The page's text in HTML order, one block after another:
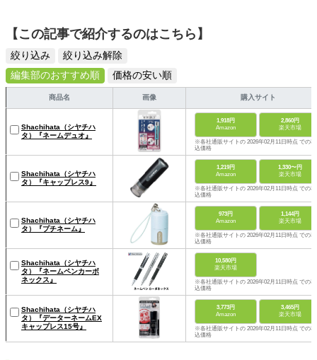
【この記事で紹介するのはこちら】
絞り込み
絞り込み解除
編集部のおすすめ順
価格の安い順
商品名 画像 購入サイト
Shachihata（シヤチハ
タ）『ネームデュオ』
1,918円
Amazon
2,860円
楽天市場
※各社通販サイトの 2026年02月11日時点 での税
込価格
Shachihata（シヤチハ
タ）『キャップレス9』
1,219円
Amazon
1,330〜円
楽天市場
※各社通販サイトの 2026年02月11日時点 での税
込価格
Shachihata（シヤチハ
タ）『プチネーム』
973円
Amazon
1,144円
楽天市場
※各社通販サイトの 2026年02月11日時点 での税
込価格
Shachihata（シヤチハ
タ）『ネームペンカーボ
ネックス』
10,580円
楽天市場
※各社通販サイトの 2026年02月11日時点 での税
込価格
Shachihata（シヤチハ
タ）『データーネームEX
キャップレス15号』
3,773円
Amazon
3,465円
楽天市場
※各社通販サイトの 2026年02月11日時点 での税
込価格